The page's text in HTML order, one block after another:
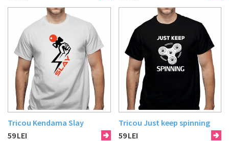
Tricou Kendama Slay
59LEI
Tricou Just keep spinning
59LEI